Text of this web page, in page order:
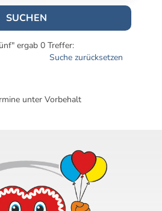
SUCHEN
ergab 0 Treffer:
Suche zurücksetzen
unter Vorbehalt